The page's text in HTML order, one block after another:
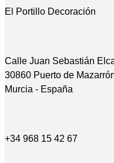
El Portillo Decoración
Calle Juan Sebastián
30860 Puerto de
Murcia - España
+34 968 15 42 67